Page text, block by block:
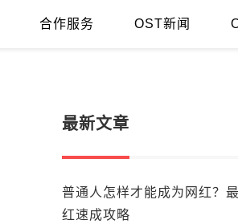
合作服务 OST新闻
最新文章
普通人怎样才能成为网红？
红速成攻略